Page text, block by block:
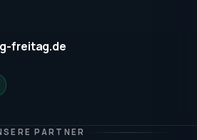
freitag.de
PARTNER